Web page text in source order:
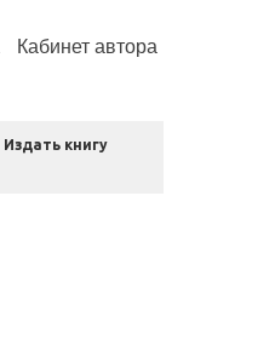
Кабинет автора
Издать книгу